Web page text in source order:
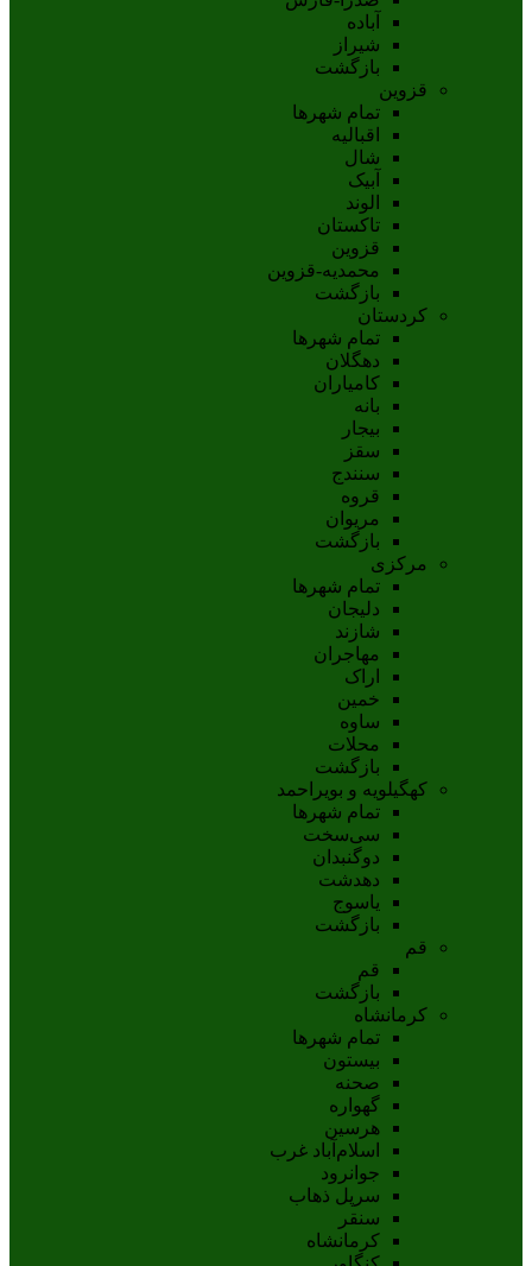
آباده
شيراز
بازگشت
قزوین
تمام شهر‌ها
اقبالیه
شال
آبيک
الوند
تاکستان
قزوين
محمديه-قزوين
بازگشت
کردستان
تمام شهر‌ها
دهگلان
کامیاران
بانه
بيجار
سقز
سنندج
قروه
مريوان
بازگشت
مرکزی
تمام شهر‌ها
دلیجان
شازند
مهاجران
اراک
خمين
ساوه
محلات
بازگشت
کهگیلویه و بویراحمد
تمام شهر‌ها
سی‌سخت
دوگنبدان
دهدشت
ياسوج
بازگشت
قم
قم
بازگشت
کرمانشاه
تمام شهر‌ها
بیستون
صحنه
گهواره
هرسین
اسلام‌‌آباد غرب
جوانرود
سرپل ذهاب
سنقر
کرمانشاه